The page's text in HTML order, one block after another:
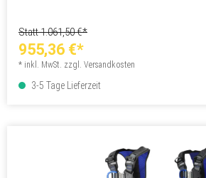
Statt 1.061,50 €*
955,36 €*
* inkl. MwSt. zzgl. Versandkosten
3-5 Tage Lieferzeit